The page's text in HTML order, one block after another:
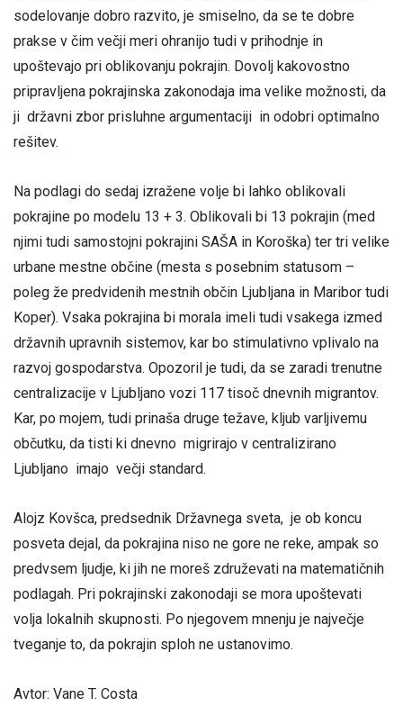
sodelovanje dobro razvito, je smiselno, da se te dobre
prakse v čim večji meri ohranijo tudi v prihodnje in
upoštevajo pri oblikovanju pokrajin. Dovolj kakovostno
pripravljena pokrajinska zakonodaja ima velike možnosti, da
ji državni zbor prisluhne argumentaciji in odobri optimalno
rešitev.
Na podlagi do sedaj izražene volje bi lahko oblikovali
pokrajine po modelu 13 + 3. Oblikovali bi 13 pokrajin (med
njimi tudi samostojni pokrajini SAŠA in Koroška) ter tri velike
urbane mestne občine (mesta s posebnim statusom –
poleg že predvidenih mestnih občin Ljubljana in Maribor tudi
Koper). Vsaka pokrajina bi morala imeli tudi vsakega izmed
državnih upravnih sistemov, kar bo stimulativno vplivalo na
razvoj gospodarstva. Opozoril je tudi, da se zaradi trenutne
centralizacije v Ljubljano vozi 117 tisoč dnevnih migrantov.
Kar, po mojem, tudi prinaša druge težave, kljub varljivemu
občutku, da tisti ki dnevno migrirajo v centralizirano
Ljubljano imajo večji standard.
Alojz Kovšca, predsednik Državnega sveta, je ob koncu
posveta dejal, da pokrajina niso ne gore ne reke, ampak so
predvsem ljudje, ki jih ne moreš združevati na matematičnih
podlagah. Pri pokrajinski zakonodaji se mora upoštevati
volja lokalnih skupnosti. Po njegovem mnenju je največje
tveganje to, da pokrajin sploh ne ustanovimo.
Avtor: Vane T. Costa